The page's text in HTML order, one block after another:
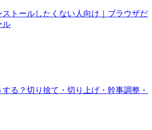
トールしたくない人向け｜ブラウザだ
ル
る？切り捨て・切り上げ・幹事調整・